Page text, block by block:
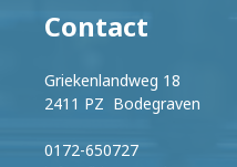
Contact
Griekenlandweg 18
2411 PZ Bodegraven
0172-650727